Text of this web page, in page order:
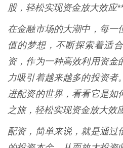
股，轻松实现资金放大效应
在金融市场的大潮中，每一
值的梦想，不断探索着适
资，作为一种高效利用资金
力吸引着越来越多的投资者
进配资的世界，看看它是如
之旅，轻松实现资金放大效
配资，简单来说，就是通过